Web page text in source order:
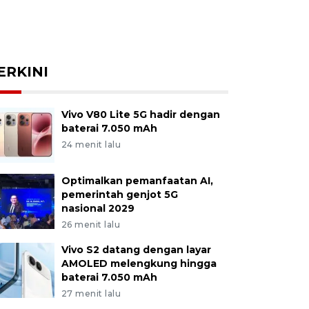
Vivo V80 Lite 5G hadir dengan
baterai 7.050 mAh
24 menit lalu
Optimalkan pemanfaatan AI,
pemerintah genjot 5G
nasional 2029
26 menit lalu
Vivo S2 datang dengan layar
AMOLED melengkung hingga
baterai 7.050 mAh
27 menit lalu